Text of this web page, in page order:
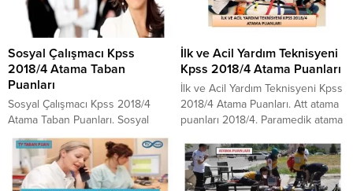
hemşire alınacak? Kaç ebe
alınacak? Sağlık Bakanlığı 18.000
sözleşmeli personel
kontenjanlarını yazımız
devamında bulabilirsiniz.
ortaöğretim atama taban puanları.
Röntgen teknisyenleri en az kaç
Radyoloji Teknisyenliği dalı
mezunlarına kpss 2018/4 yılında
kaç kadro verildi? Yazımız
içerisinde detayları bulabilirsiniz.
Sosyal Çalışmacı Kpss
2018/4 Atama Taban
Puanları
Sosyal Çalışmacı Kpss 2018/4
Atama Taban Puanları. Sosyal
hizmetler kpss 2018/4 atama
puanları. Sosyal hizmetler bölümü
atama taban puanları. Sosyal
çalışmacı kpss 2018/4 atamaları.
İlk ve Acil Yardım Teknisyeni
Kpss 2018/4 Atama Puanları
İlk ve Acil Yardım Teknisyeni Kpss
2018/4 Atama Puanları. Att atama
puanları 2018/4. Paramedik atama
atama puanları. İlk ve acil yardım
teknisyeni kpss 2018/4
kontenjanları. KPSS 2018/4 att